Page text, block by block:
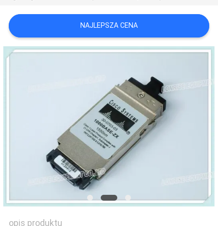
SPRAWY
SITEMAP
PRYWATNOŚCI
NAJLEPSZA CENA
opis produktu